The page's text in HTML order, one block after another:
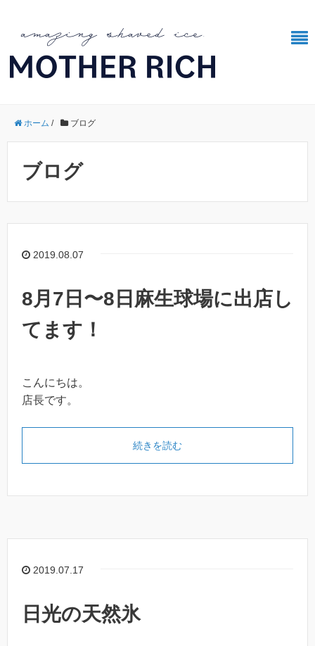
ホーム / ブログ
ブログ
2019.08.07
8月7日〜8日麻生球場に出店し
てます！
こんにちは。
店長です。
続きを読む
2019.07.17
日光の天然氷